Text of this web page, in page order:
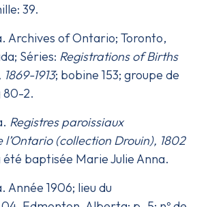
39.
Archives of Ontario; Toronto,
Séries: Registrations of Births
1913; bobine 153; groupe de
80-2.
Registres paroissiaux
(collection Drouin), 1802
été baptisée Marie Julie Anna.
Année 1906; lieu du